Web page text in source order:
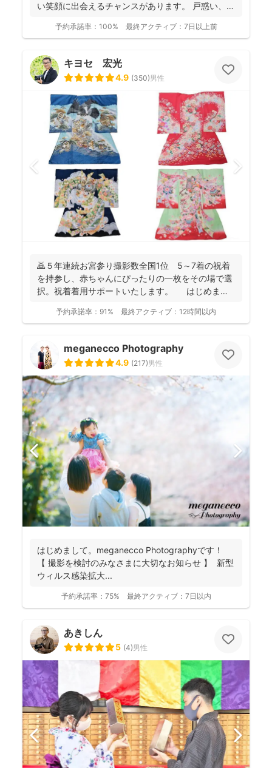
い笑顔に出会えるチャンスがあります。 戸惑い、笑
予約承諾率： 100% 最終アクティブ： 7日以上前
キヨセ 宏光
4.9 (350)男性
🙇５年連続お宮参り撮影数全国1位 5～7着の祝着
を持参し、赤ちゃんにぴったりの一枚をその場で選
択。祝着着用サポートいたします。 はじめまし
予約承諾率： 91% 最終アクティブ： 12時間以内
meganecco Photography
4.9 (217)男性
はじめまして。meganecco Photographyです！
【 撮影を検討のみなさまに大切なお知らせ 】 新型
ウィルス感染拡大...
予約承諾率： 75% 最終アクティブ： 7日以内
あきしん
5 (4)男性